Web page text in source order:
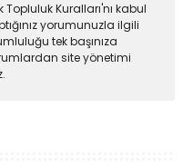
Kuralları'nı kabul
yorumunuzla ilgili
tek başınıza
site yönetimi